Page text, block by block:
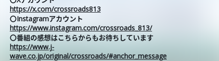
https://x.com/crossroads813
〇Instagramアカウント
https://www.instagram.com/crossroads_813/
〇番組の感想はこちらからもお待ちしています
https://www.j-
wave.co.jp/original/crossroads/#anchor_message